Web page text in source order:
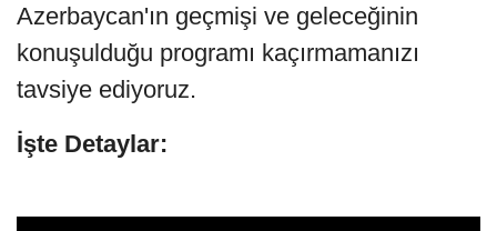
Azerbaycan'ın geçmişi ve geleceğinin
konuşulduğu programı kaçırmamanızı
tavsiye ediyoruz.
İşte Detaylar: